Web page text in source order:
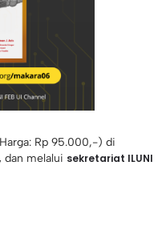
Rp 95.000,-) di
, dan melalui sekretariat ILUNI